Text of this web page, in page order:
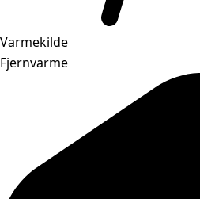
Varmekilde
Fjernvarme